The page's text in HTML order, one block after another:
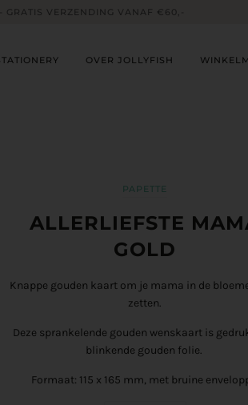
VERZENDING VANAF €60,-
OVER JOLLYFISH
PAPETTE
ALLERLIEFSTE
GOLD
Knappe gouden kaart om je mama in de
zetten.
Deze sprankelende gouden wenskaart is
blinkende gouden folie.
Formaat: 115 x 165 mm, met bruine